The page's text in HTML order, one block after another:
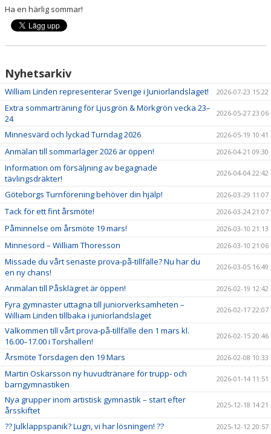
Ha en härlig sommar!
Nyhetsarkiv
William Linden representerar Sverige i Juniorlandslaget! 2026-07-23 15:22
Extra sommarträning för Ljusgrön & Mörkgrön vecka 23–
24
2026-05-27 23:06
Minnesvärd och lyckad Turndag 2026 2026-05-19 10:41
Anmälan till sommarläger 2026 är öppen! 2026-04-21 09:30
Information om försäljning av begagnade
tävlingsdräkter!
2026-04-04 22:42
Göteborgs Turnförening behöver din hjälp! 2026-03-29 11:07
Tack för ett fint årsmöte! 2026-03-24 21:07
Påminnelse om årsmöte 19 mars! 2026-03-10 21:13
Minnesord – William Thoresson 2026-03-10 21:06
Missade du vårt senaste prova-på-tillfälle? Nu har du
en ny chans!
2026-03-05 16:49
Anmälan till Påsklägret är öppen! 2026-02-19 12:42
Fyra gymnaster uttagna till juniorverksamheten –
William Linden tillbaka i juniorlandslaget
2026-02-17 22:07
Välkommen till vårt prova-på-tillfälle den 1 mars kl.
16.00–17.00 i Torshallen!
2026-02-15 20:46
Årsmöte Torsdagen den 19 Mars 2026-02-08 10:33
Martin Oskarsson ny huvudtränare för trupp- och
barngymnastiken
2026-01-14 11:51
Nya grupper inom artistisk gymnastik – start efter
årsskiftet
2025-12-18 14:21
?? Julklappspanik? Lugn, vi har lösningen! ?? 2025-12-12 20:57